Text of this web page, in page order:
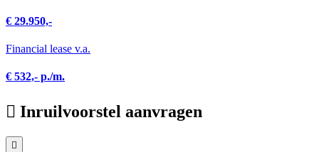
€ 29.950,-
Financial lease v.a.
€ 532,- p./m.
Inruilvoorstel aanvragen